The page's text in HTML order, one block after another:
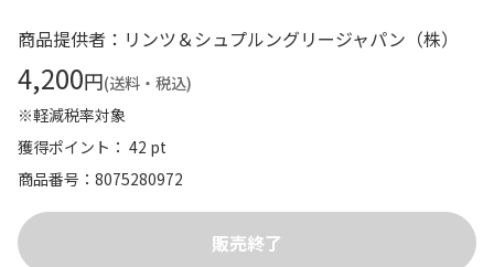
商品提供者：リンツ＆シュプルングリージャパン（株）
4,200円(送料・税込)
※軽減税率対象
獲得ポイント： 42 pt
商品番号
8075280972